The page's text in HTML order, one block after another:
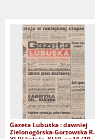
Gazeta Lubuska : dawniej
Zielonogórska-Gorzowska R.